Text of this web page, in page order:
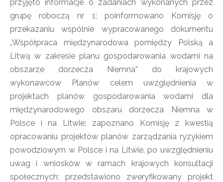
przyjęto informacje o zadaniach wykonanych przez
grupę roboczą nr 1; poinformowano Komisję o
przekazaniu wspólnie wypracowanego dokumentu
„Współpraca międzynarodowa pomiędzy Polską a
Litwą w zakresie planu gospodarowania wodami na
obszarze dorzecza Niemna” do krajowych
wykonawców Planów celem uwzględnienia w
projektach planów gospodarowania wodami dla
międzynarodowego obszaru dorzecza Niemna w
Polsce i na Litwie; zapoznano Komisję z kwestią
opracowaniu projektów planów zarządzania ryzykiem
powodziowym w Polsce i na Litwie, po uwzględnieniu
uwag i wniosków w ramach krajowych konsultacji
społecznych; przedstawiono zweryfikowany projekt